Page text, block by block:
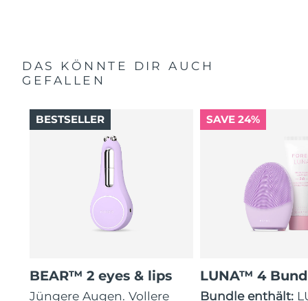
DAS KÖNNTE DIR AUCH
GEFALLEN
BEAR™ 2 eyes & lips
Jüngere Augen. Vollere
BESTSELLER SAVE 24%
LUNA™ 4
Bundle enthält: